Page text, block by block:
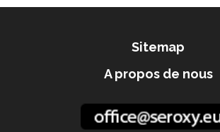
Sitemap
A propos de nous